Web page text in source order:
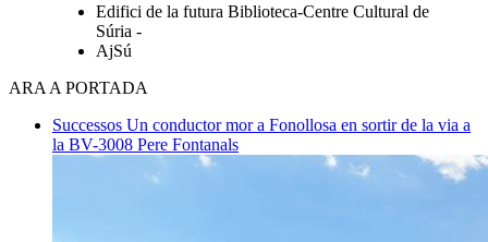
Edifici de la futura Biblioteca-Centre Cultural de
Súria -
AjSú
ARA A PORTADA
Successos Un conductor mor a Fonollosa en sortir de la via a
la BV-3008 Pere Fontanals